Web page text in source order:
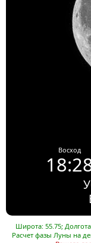
Восход
Широта: 55.75;
Расчет фазы Луны на